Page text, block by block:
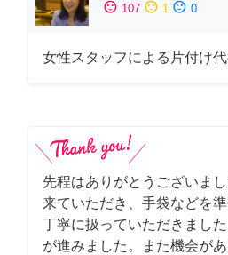
sentiment_satisfied 107 sentiment_neutral 1 sentiment_dissatisfied 0
女性スタッフによる片付け
先程はありがとうございま
来ていただき、手袋などを
丁寧に扱っていただきまし
が進みました。また機会が